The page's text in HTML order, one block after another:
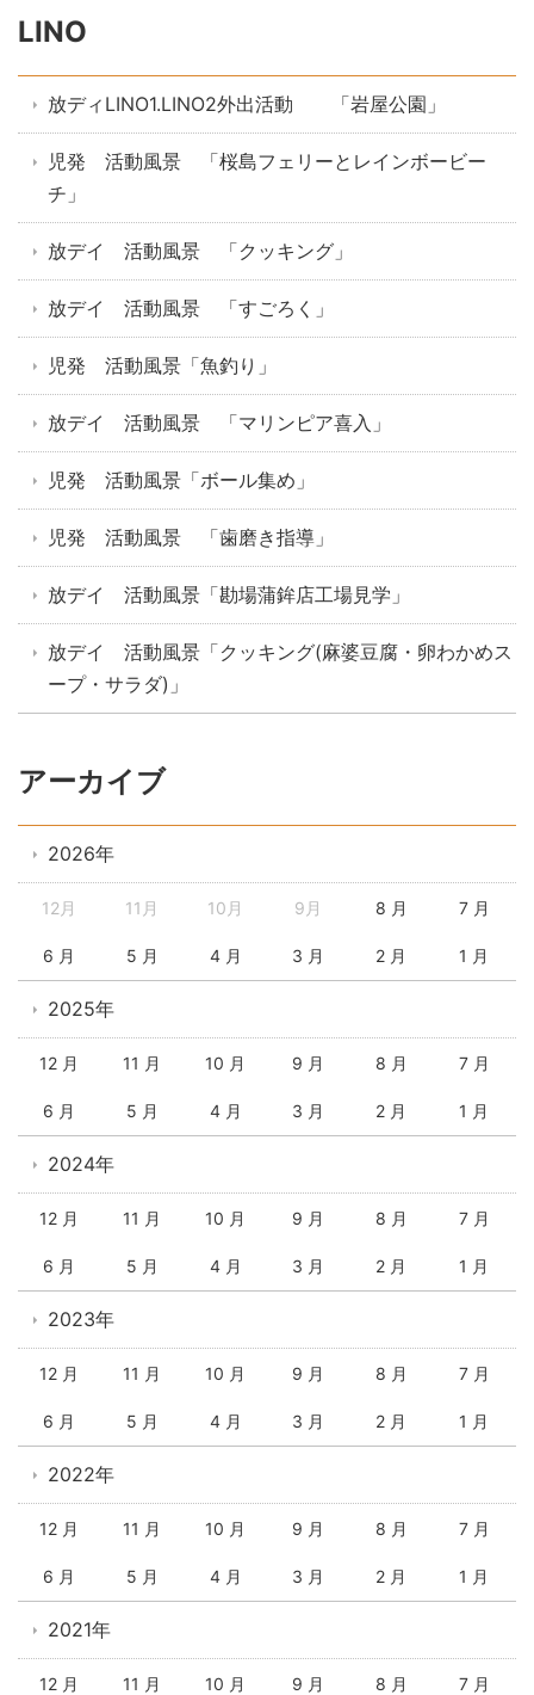
LINO
放ディLINO1.LINO2外出活動 「岩屋公園」
児発 活動風景 「桜島フェリーとレインボービー
チ」
放デイ 活動風景 「クッキング」
放デイ 活動風景 「すごろく」
児発 活動風景「魚釣り」
放デイ 活動風景 「マリンピア喜入」
児発 活動風景「ボール集め」
児発 活動風景 「歯磨き指導」
放デイ 活動風景「勘場蒲鉾店工場見学」
放デイ 活動風景「クッキング(麻婆豆腐・卵わかめス
ープ・サラダ)」
アーカイブ
2026年
12月 11月 10月 9月 8 月 7 月
6 月 5 月 4 月 3 月 2 月 1 月
2025年
12 月 11 月 10 月 9 月 8 月 7 月
6 月 5 月 4 月 3 月 2 月 1 月
2024年
12 月 11 月 10 月 9 月 8 月 7 月
6 月 5 月 4 月 3 月 2 月 1 月
2023年
12 月 11 月 10 月 9 月 8 月 7 月
6 月 5 月 4 月 3 月 2 月 1 月
2022年
12 月 11 月 10 月 9 月 8 月 7 月
6 月 5 月 4 月 3 月 2 月 1 月
2021年
12 月 11 月 10 月 9 月 8 月 7 月